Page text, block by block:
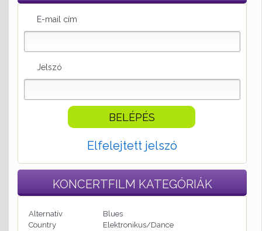
E-mail cím
Jelszó
Elfelejtett jelszó
KONCERTFILM KATEGÓRIÁK
Alternatív
Blues
Country
Elektronikus/Dance